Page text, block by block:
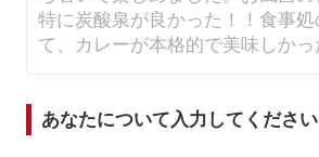
あなたについて入力してください